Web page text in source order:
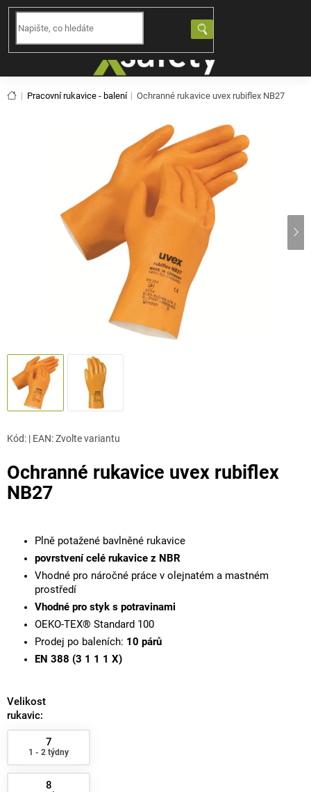
Přejít
obsah
Domů
Pracovní rukavice - balení Ochranné rukavice uvex rubiflex NB27
Ochranné rukavice uvex rubiflex
NB27
Kód: | EAN:Zvolte variantu
Plně potažené bavlněné rukavice
povrstvení celé rukavice z NBR
Vhodné pro náročné práce v olejnatém a mastném
prostředí
Vhodné pro styk s potravinami
OEKO-TEX® Standard 100
Prodej po baleních: 10 párů
EN 388 (3 1 1 1 X)
Velikost
rukavic:
7
1 - 2 týdny
8